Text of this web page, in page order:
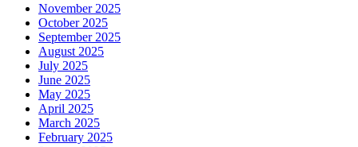
November 2025
October 2025
September 2025
August 2025
July 2025
June 2025
May 2025
April 2025
March 2025
February 2025